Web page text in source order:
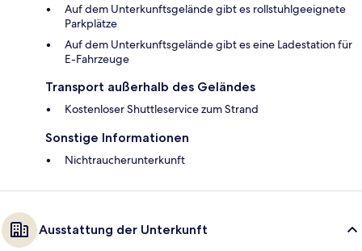
Auf dem Unterkunftsgelände gibt es rollstuhlgeeignete
Parkplätze
Auf dem Unterkunftsgelände gibt es eine Ladestation für
E-Fahrzeuge
Transport außerhalb des Geländes
Kostenloser Shuttleservice zum Strand
Sonstige Informationen
Nichtraucherunterkunft
Ausstattung der Unterkunft